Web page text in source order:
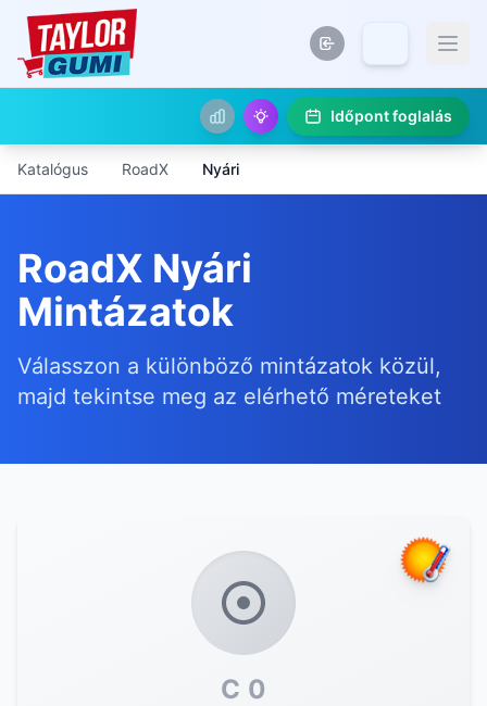
Időpont foglalás
Katalógus RoadX Nyári
RoadX Nyári
Mintázatok
Válasszon a különböző mintázatok közül,
majd tekintse meg az elérhető méreteket
C 0